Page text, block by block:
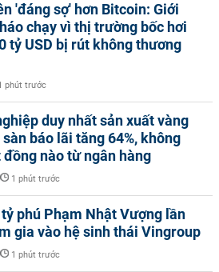
'đáng sợ' hơn Bitcoin: Giới
chạy vì thị trường bốc hơi
tỷ USD bị rút không thương
phút trước
duy nhất sản xuất vàng
báo lãi tăng 64%, không
nào từ ngân hàng
1 phút trước
phú Phạm Nhật Vượng lần
gia vào hệ sinh thái Vingroup
1 phút trước